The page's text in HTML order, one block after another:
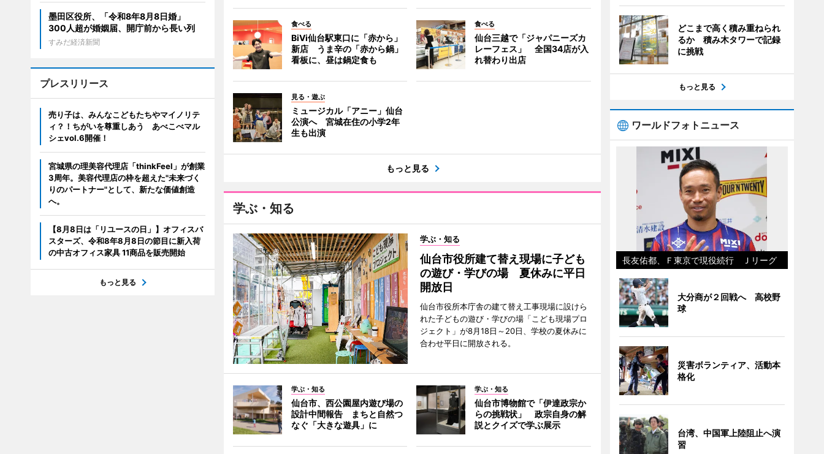
食べる
BiVi仙台駅東口に「赤から」
新店 うま辛の「赤から鍋」
看板に、昼は鍋定食も
食べる
仙台三越で「ジャパニーズカ
レーフェス」 全国34店が入
れ替わり出店
見る・遊ぶ
ミュージカル「アニー」仙台
公演へ 宮城在住の小学2年
生も出演
もっと見る
学ぶ・知る
学ぶ・知る
仙台市役所建て替え現場に子ども
の遊び・学びの場 夏休みに平日
開放日
仙台市役所本庁舎の建て替え工事現場に設けら
れた子どもの遊び・学びの場「こども現場プロ
ジェクト」が8月18日～20日、学校の夏休みに
合わせ平日に開放される。
学ぶ・知る
仙台市、西公園屋内遊び場の
設計中間報告 まちと自然つ
なぐ「大きな遊具」に
学ぶ・知る
仙台市博物館で「伊達政宗か
らの挑戦状」 政宗自身の解
説とクイズで学ぶ展示
墨田区役所、「令和8年8月8日婚」
300人超が婚姻届、開庁前から長い列
すみだ経済新聞
プレスリリース
売り子は、みんなこどもたちやマイノリテ
ィ？！ちがいを尊重しあう あべこべマル
シェvol.6開催！
宮城県の理美容代理店「thinkFeel」が創業
3周年。美容代理店の枠を超えた"未来づく
りのパートナー"として、新たな価値創造
へ。
【8月8日は「リユースの日」】オフィスバ
スターズ、令和8年8月8日の節目に新入荷
の中古オフィス家具 11商品を販売開始
もっと見る
どこまで高く積み重ねられ
るか 積み木タワーで記録
に挑戦
もっと見る
ワールドフォトニュース
長友佑都、Ｆ東京で現役続行 Ｊリーグ
大分商が２回戦へ 高校野
球
災害ボランティア、活動本
格化
台湾、中国軍上陸阻止へ演
習